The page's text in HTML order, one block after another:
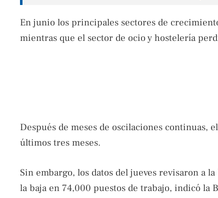
En junio los principales sectores de
mientras que el sector de ocio y hostelería
Después de meses de oscilaciones continuas,
últimos tres meses.
Sin embargo, los datos del jueves revisaron a
la baja en 74,000 puestos de trabajo, indicó la